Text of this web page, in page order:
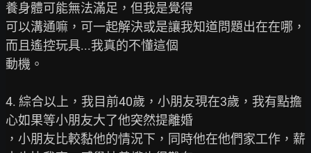
養身體可能無法滿足，但我是覺得
可以溝通嘛，可一起解決或是讓我知道問題出在在哪，
而且遙控玩具...我真的不懂這個
動機。
4. 綜合以上，我目前40歲，小朋友現在3歲，我有點擔
心如果等小朋友大了他突然提離婚
，小朋友比較黏他的情況下，同時他在他們家工作，薪